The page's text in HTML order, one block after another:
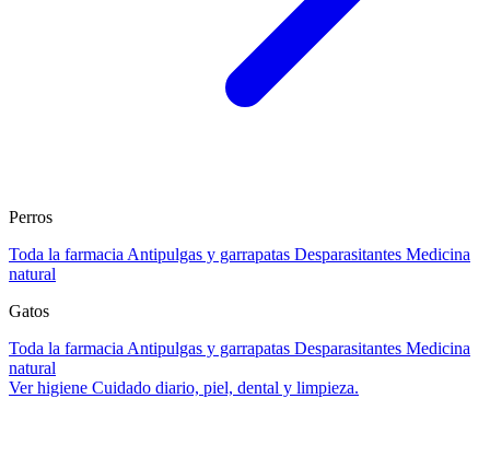
Perros
Toda la farmacia Antipulgas y garrapatas Desparasitantes Medicina
natural
Gatos
Toda la farmacia Antipulgas y garrapatas Desparasitantes Medicina
natural
Ver higiene Cuidado diario, piel, dental y limpieza.